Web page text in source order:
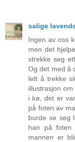
salige
Ingen av oss
men det
strekke seg
Og det med å
lett å trekke
illustrasjon
i kø, det er
på foten av
burde se seg
han på
mannen er